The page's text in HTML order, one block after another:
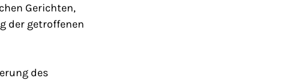
Gerichten,
der getroffenen
des